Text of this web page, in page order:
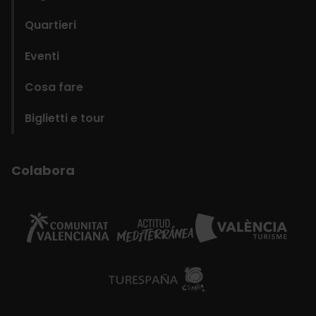
Quartieri
Eventi
Cosa fare
Biglietti e tour
Colabora